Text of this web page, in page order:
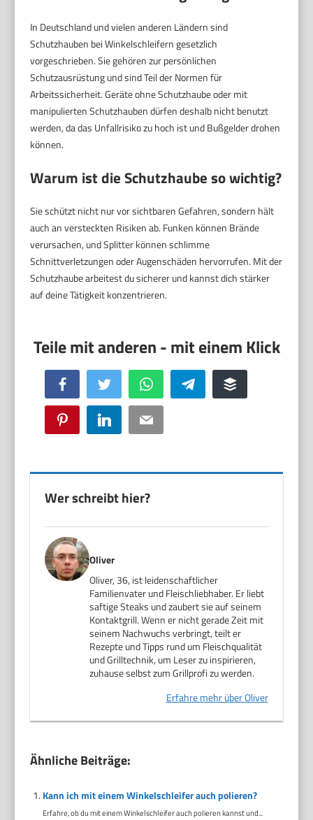
In Deutschland und vielen anderen Ländern sind
Schutzhauben bei Winkelschleifern gesetzlich
vorgeschrieben. Sie gehören zur persönlichen
Schutzausrüstung und sind Teil der Normen für
Arbeitssicherheit. Geräte ohne Schutzhaube oder mit
manipulierten Schutzhauben dürfen deshalb nicht benutzt
werden, da das Unfallrisiko zu hoch ist und Bußgelder drohen
können.
Warum ist die Schutzhaube so wichtig?
Sie schützt nicht nur vor sichtbaren Gefahren, sondern hält
auch an versteckten Risiken ab. Funken können Brände
verursachen, und Splitter können schlimme
Schnittverletzungen oder Augenschäden hervorrufen. Mit der
Schutzhaube arbeitest du sicherer und kannst dich stärker
auf deine Tätigkeit konzentrieren.
Facebook Twitter WhatsApp Telegram Buffer
Pinterest LinkedIn Email
Wer schreibt hier?
Oliver
Oliver, 36, ist leidenschaftlicher
Familienvater und Fleischliebhaber. Er liebt
saftige Steaks und zaubert sie auf seinem
Kontaktgrill. Wenn er nicht gerade Zeit mit
seinem Nachwuchs verbringt, teilt er
Rezepte und Tipps rund um Fleischqualität
und Grilltechnik, um Leser zu inspirieren,
zuhause selbst zum Grillprofi zu werden.
Erfahre mehr über Oliver
Ähnliche Beiträge:
Kann ich mit einem Winkelschleifer auch polieren?
Erfahre, ob du mit einem Winkelschleifer auch polieren kannst und...